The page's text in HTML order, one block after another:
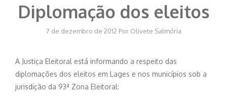
Diplomação dos eleitos
7 de dezembro de 2012 Por Olivete Salmória
A Justiça Eleitoral está informando a respeito das
diplomações dos eleitos em Lages e nos municípios sob a
jurisdição da 93ª Zona Eleitoral: